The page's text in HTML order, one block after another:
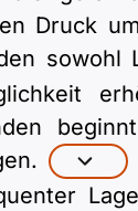
Druck
sowohl